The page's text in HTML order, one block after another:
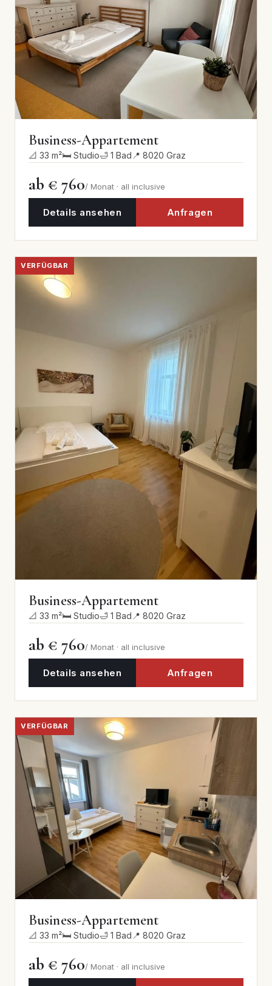
Business-Appartement
📐 33 m²🛏 Studio🛁 1 Bad 📍 8020 Graz
ab € 760/ Monat · all inclusive
Details ansehen Anfragen
VERFÜGBAR
Business-Appartement
📐 33 m²🛏 Studio🛁 1 Bad 📍 8020 Graz
ab € 760/ Monat · all inclusive
Details ansehen Anfragen
VERFÜGBAR
Business-Appartement
📐 33 m²🛏 Studio🛁 1 Bad 📍 8020 Graz
ab € 760/ Monat · all inclusive